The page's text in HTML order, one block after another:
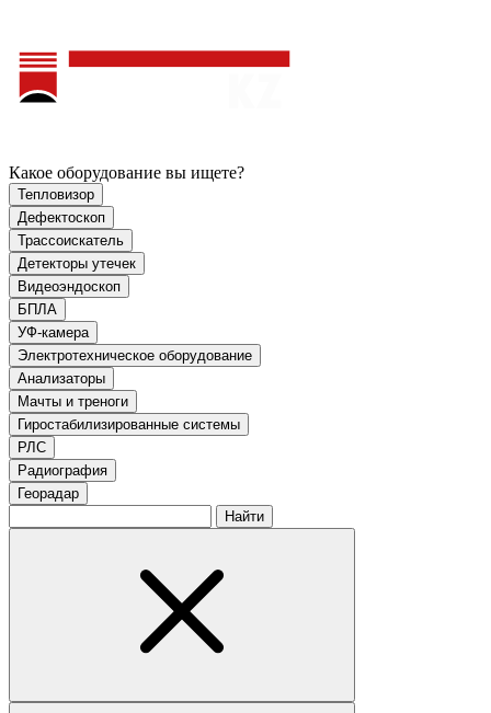
Какое оборудование вы ищете?
Тепловизор
Дефектоскоп
Трассоискатель
Детекторы утечек
Видеоэндоскоп
БПЛА
УФ-камера
Электротехническое оборудование
Анализаторы
Мачты и треноги
Гиростабилизированные системы
РЛС
Радиография
Георадар
Найти